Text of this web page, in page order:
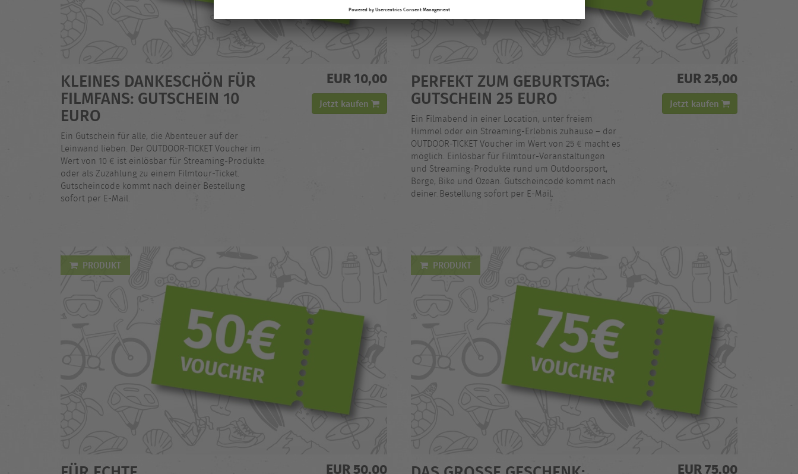
KLEINES DANKESCHÖN FÜR
FILMFANS: GUTSCHEIN 10
EURO
Ein Gutschein für alle, die Abenteuer auf der
Leinwand lieben. Der OUTDOOR-TICKET Voucher im
Wert von 10 € ist einlösbar für Streaming-Produkte
oder als Zuzahlung zu einem Filmtour-Ticket.
Gutscheincode kommt nach deiner Bestellung
sofort per E-Mail.
EUR 10,00
Jetzt kaufen
PERFEKT ZUM GEBURTSTAG:
GUTSCHEIN 25 EURO
Ein Filmabend in einer Location, unter freiem
Himmel oder ein Streaming-Erlebnis zuhause – der
OUTDOOR-TICKET Voucher im Wert von 25 € macht es
möglich. Einlösbar für Filmtour-Veranstaltungen
und Streaming-Produkte rund um Outdoorsport,
Berge, Bike und Ozean. Gutscheincode kommt nach
deiner Bestellung sofort per E-Mail.
EUR 25,00
Jetzt kaufen
PRODUKT
EUR 50,00
PRODUKT
EUR 75,00